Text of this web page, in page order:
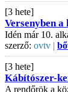
[3 hete]
Versenyben
Idén már 10.
szerző: ovtv |
[3 hete]
Kábítószer-
A rendőrök a